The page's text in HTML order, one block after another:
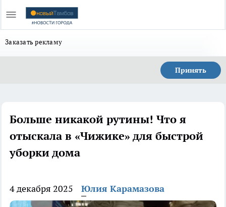
Заказать рекламу
Принять
Больше никакой рутины! Что я
отыскала в «Чижике» для быстрой
уборки дома
4 декабря 2025 Юлия Карамазова